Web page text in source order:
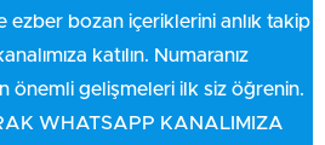
ezber bozan içeriklerini anlık takip
katılın. Numaranız
önemli gelişmeleri ilk siz öğrenin.
WHATSAPP KANALIMIZA